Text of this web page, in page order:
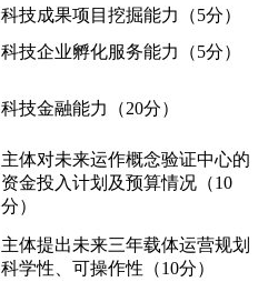
科技成果项目挖掘能力（5分）
科技企业孵化服务能力（5分）
科技金融能力（20分）
主体对未来运作概念验证中心的
资金投入计划及预算情况（10
分）
主体提出未来三年载体运营规划
科学性、可操作性（10分）